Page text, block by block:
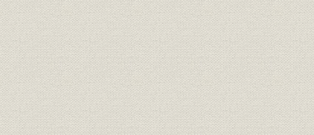
施設 発送変電設備図 昭和46年3